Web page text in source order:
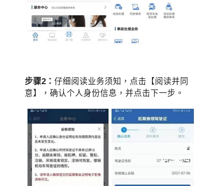
步骤2：仔细阅读业务须知，点击【阅读并同
意】，确认个人身份信息，并点击下一步。